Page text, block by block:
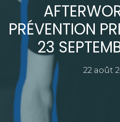
PRÉVENTION
23
22 août